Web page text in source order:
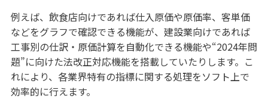
例えば、飲食店向けであれば仕入原価や原価率、客単価
などをグラフで確認できる機能が、建設業向けであれば
工事別の仕訳・原価計算を自動化できる機能や“2024年問
題”に向けた法改正対応機能を搭載していたりします。こ
れにより、各業界特有の指標に関する処理をソフト上で
効率的に行えます。